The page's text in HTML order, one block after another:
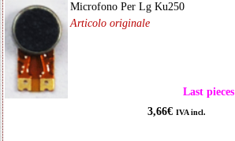
Microfono Per Lg Ku250
Articolo originale
Last pieces
3,66€ IVA incl.